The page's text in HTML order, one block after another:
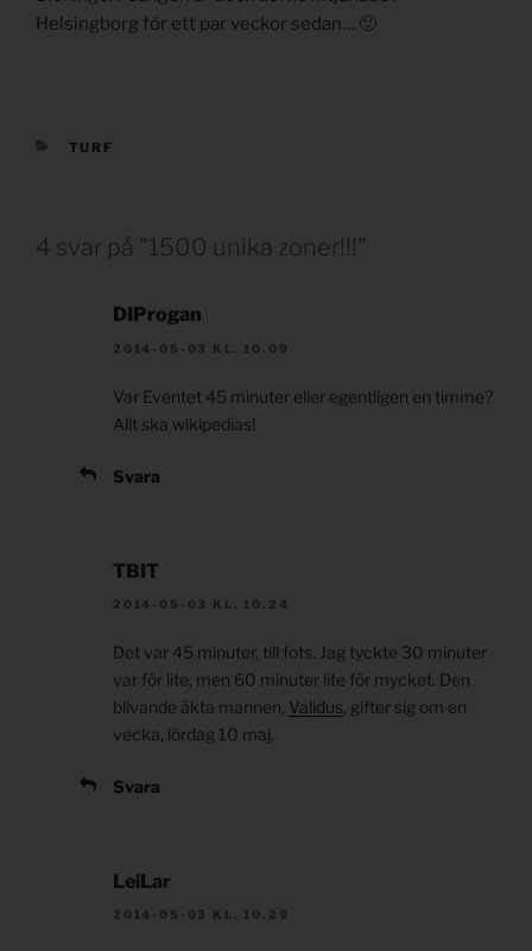
Helsingborg för ett par veckor sedan… 🙂
KATEGORIER
TURF
4 svar på ”1500 unika zoner!!!”
DIProgan
2014-05-03 KL. 10.09
Var Eventet 45 minuter eller egentligen en timme?
Allt ska wikipedias!
Svara
TBIT
2014-05-03 KL. 10.24
Det var 45 minuter, till fots. Jag tyckte 30 minuter
var för lite, men 60 minuter lite för mycket. Den
blivande äkta mannen, Validus , gifter sig om en
vecka, lördag 10 maj.
Svara
LeiLar
2014-05-03 KL. 10.29